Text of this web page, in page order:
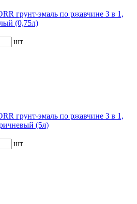
грунт-эмаль по ржавчине 3 в 1,
(0,75л)
шт
грунт-эмаль по ржавчине 3 в 1,
(5л)
шт